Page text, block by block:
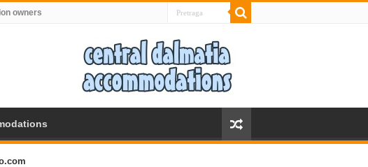
owners